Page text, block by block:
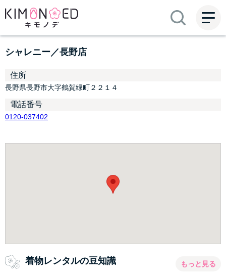
ME
NU
シャレニー／長野店
住所
長野県長野市大字鶴賀緑町２２１４
電話番号
0120-037402
着物レンタルの豆知識 もっと見る